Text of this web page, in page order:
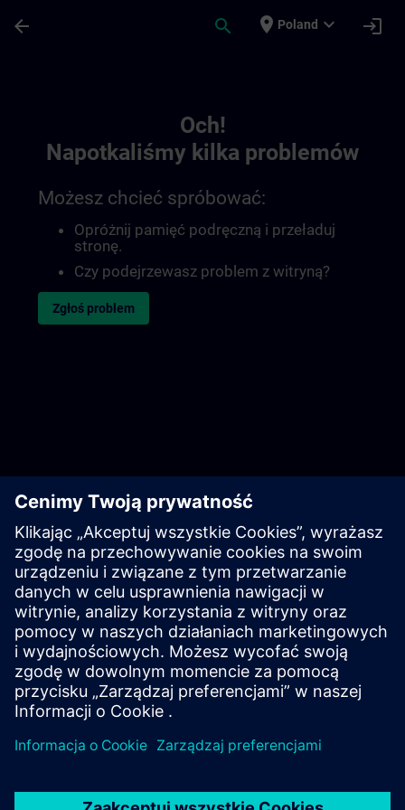
arrow_back search place Poland expand_more login
Och!
Napotkaliśmy kilka problemów
Możesz chcieć spróbować:
Opróżnij pamięć podręczną i przeładuj
stronę.
Czy podejrzewasz problem z witryną?
Zgłoś problem